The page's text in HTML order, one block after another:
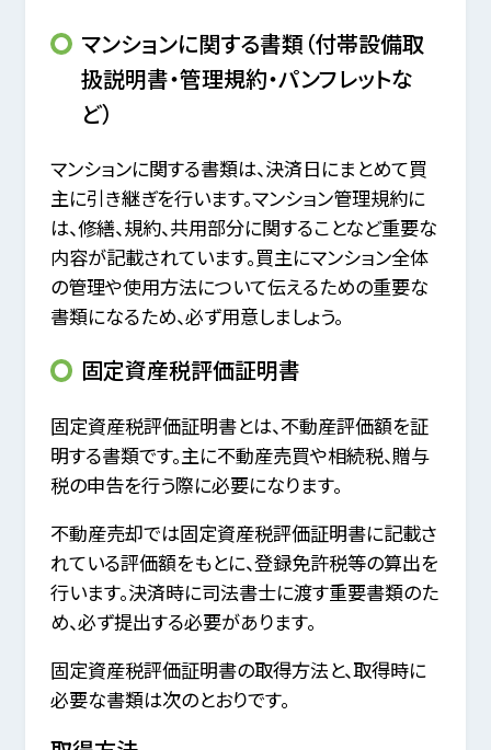
マンションに関する書類（付帯設備取
扱説明書・管理規約・パンフレットな
ど）
マンションに関する書類は、決済日にまとめて買
主に引き継ぎを行います。マンション管理規約に
は、修繕、規約、共用部分に関することなど重要な
内容が記載されています。買主にマンション全体
の管理や使用方法について伝えるための重要な
書類になるため、必ず用意しましょう。
固定資産税評価証明書
固定資産税評価証明書とは、不動産評価額を証
明する書類です。主に不動産売買や相続税、贈与
税の申告を行う際に必要になります。
不動産売却では固定資産税評価証明書に記載さ
れている評価額をもとに、登録免許税等の算出を
行います。決済時に司法書士に渡す重要書類のた
め、必ず提出する必要があります。
固定資産税評価証明書の取得方法と、取得時に
必要な書類は次のとおりです。